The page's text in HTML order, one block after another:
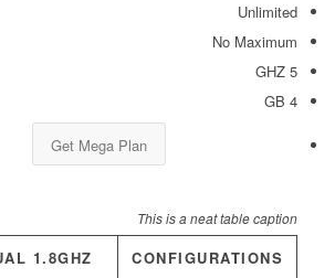
Unlimited
No Maximum
5 GHZ
4 GB
Get Mega Plan
This is a neat table caption
CONFIGURATIONS
1.8GHZ